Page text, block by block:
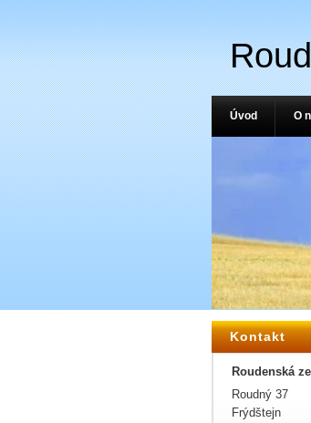
Kontakt
Roudenská
Roudný 37
Frýdštejn
Úvod O